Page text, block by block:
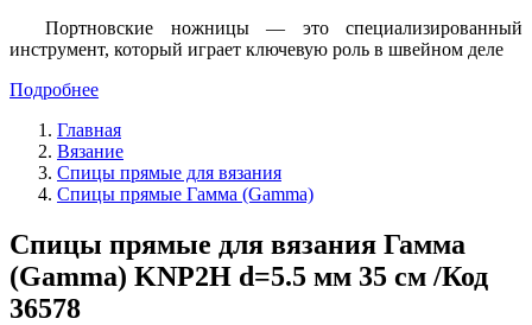
Портновские ножницы — это специализированный
инструмент, который играет ключевую роль в швейном деле
Подробнее
Главная
Вязание
Спицы прямые для вязания
Спицы прямые Гамма (Gamma)
Спицы прямые для вязания Гамма
(Gamma) KNP2H d=5.5 мм 35 см /Код
36578